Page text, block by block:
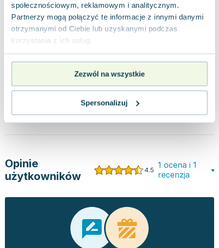
społecznościowym, reklamowym i analitycznym.
Partnerzy mogą połączyć te informacje z innymi danymi
otrzymanymi od Ciebie lub uzyskanymi podczas
korzystania z ich usług.
Zezwól na wszystkie
Spersonalizuj
Atomowe nawyki. Drobne
zmiany, niezwykłe efekty
James Clear
4.7
Miękka Pakujemy jutro
Nowa
Do koszyka
Psychologia pieniędzy
Morgan Housel
0.0
Nowa
Do koszyka
Opinie
użytkowników
4.5 1 ocena i 1
recenzja